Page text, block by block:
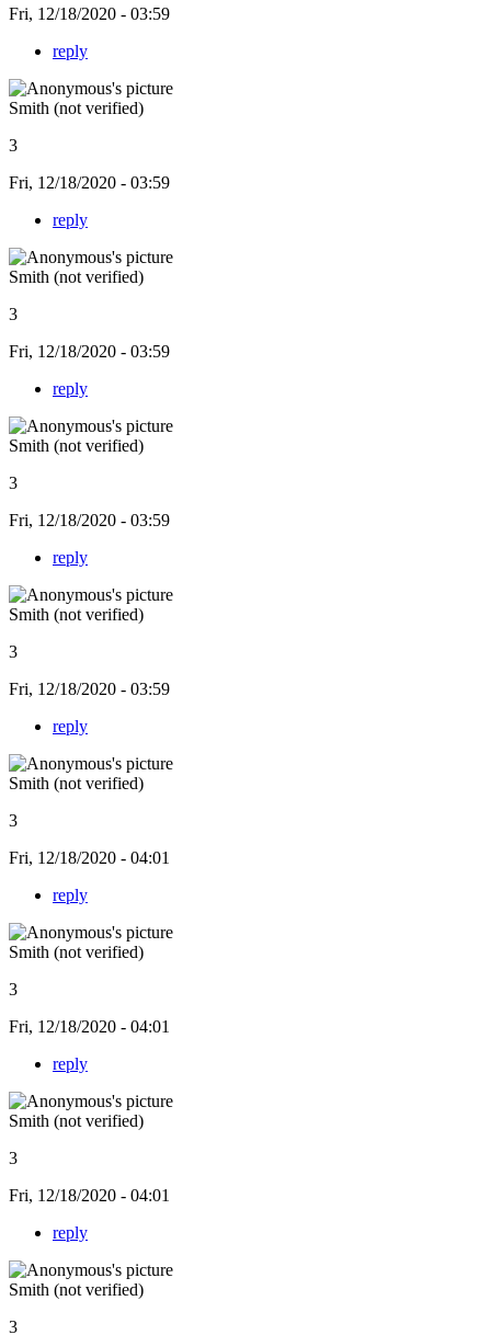
Fri, 12/18/2020 - 03:59
reply
Smith (not verified)
3
Fri, 12/18/2020 - 03:59
reply
Smith (not verified)
3
Fri, 12/18/2020 - 03:59
reply
Smith (not verified)
3
Fri, 12/18/2020 - 03:59
reply
Smith (not verified)
3
Fri, 12/18/2020 - 03:59
reply
Smith (not verified)
3
Fri, 12/18/2020 - 04:01
reply
Smith (not verified)
3
Fri, 12/18/2020 - 04:01
reply
Smith (not verified)
3
Fri, 12/18/2020 - 04:01
reply
Smith (not verified)
3